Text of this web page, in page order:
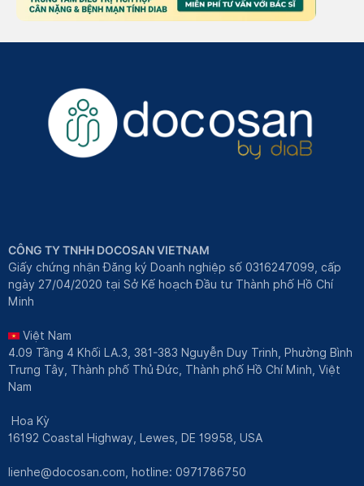
CÔNG TY TNHH DOCOSAN VIETNAM
Giấy chứng nhận Đăng ký Doanh nghiệp số 0316247099, cấp
ngày 27/04/2020 tại Sở Kế hoạch Đầu tư Thành phố Hồ Chí
Minh
Việt Nam
4.09 Tầng 4 Khối LA.3, 381-383 Nguyễn Duy Trinh, Phường Bình
Trưng Tây, Thành phố Thủ Đức, Thành phố Hồ Chí Minh, Việt
Nam
Hoa Kỳ
16192 Coastal Highway, Lewes, DE 19958, USA
lienhe@docosan.com , hotline: 0971786750